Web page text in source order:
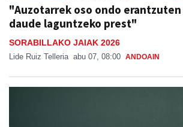
"Auzotarrek oso ondo
daude laguntzeko prest"
SORABILLAKO JAIAK 2026
Lide Ruiz Telleria abu 07, 08:00 ANDOAIN